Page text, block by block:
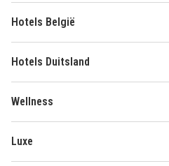
Hotels België
Hotels Duitsland
Wellness
Luxe